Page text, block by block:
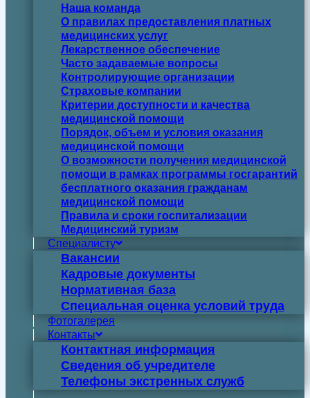
Наша команда
О правилах предоставления платных
медицинских услуг
Лекарственное обеспечение
Часто задаваемые вопросы
Контролирующие организации
Страховые компании
Критерии доступности и качества
медицинской помощи
Порядок, объем и условия оказания
медицинской помощи
О возможности получения медицинской
помощи в рамках программы госгарантий
бесплатного оказания гражданам
медицинской помощи
Правила и сроки госпитализации
Медицинский туризм
Специалисту
Вакансии
Кадровые документы
Нормативная база
Специальная оценка условий труда
Фотогалерея
Контакты
Контактная информация
Сведения об учредителе
Телефоны экстренных служб